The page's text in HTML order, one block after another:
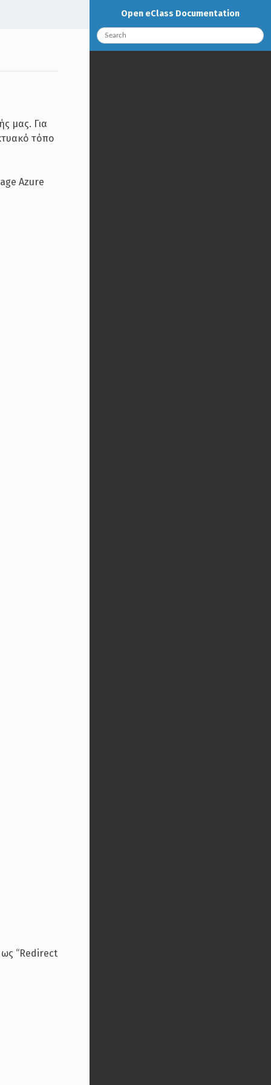
μας. Για
τόπο
Azure
“Redirect
Open eClass Documentation